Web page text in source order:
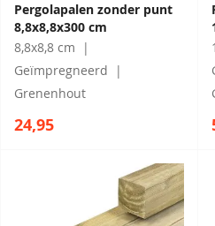
Pergolapalen zonder punt
8,8x8,8x300 cm
8,8x8,8 cm
Geïmpregneerd
Grenenhout
24,95